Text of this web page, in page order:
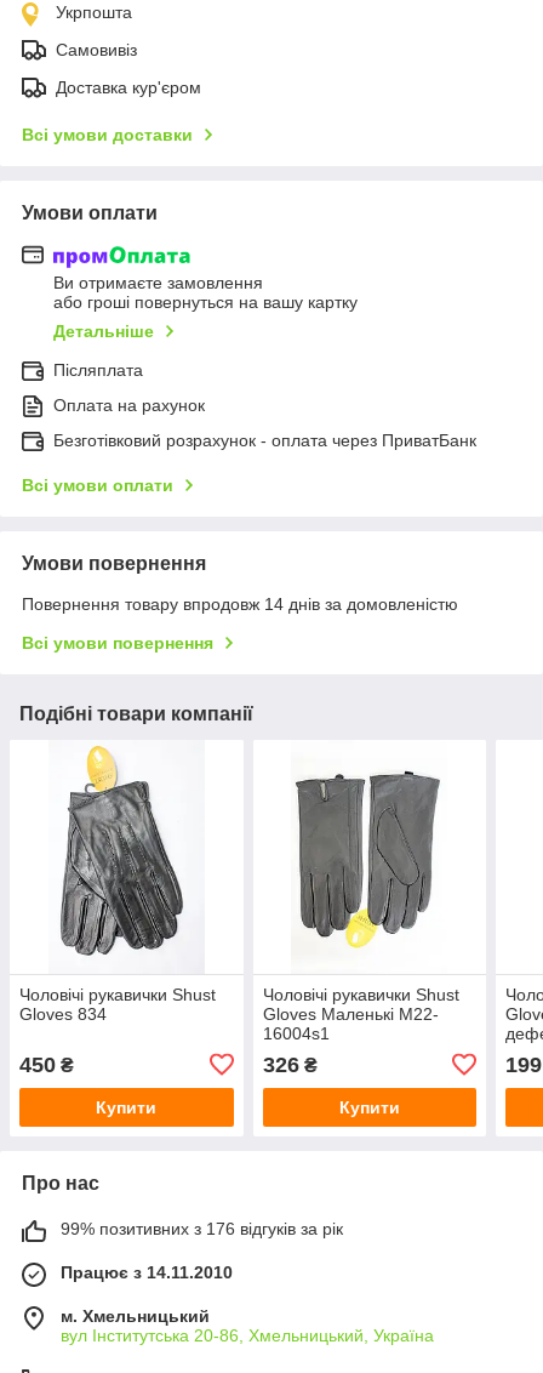
Укрпошта
Самовивіз
Доставка кур'єром
Всі умови доставки
Умови оплати
Ви отримаєте замовлення
або гроші повернуться на вашу картку
Детальніше
Післяплата
Оплата на рахунок
Безготівковий розрахунок - оплата через ПриватБанк
Всі умови оплати
Умови повернення
Повернення товару впродовж 14 днів за домовленістю
Всі умови повернення
Подібні товари компанії
Чоловічі рукавички Shust
Gloves 834
450 ₴
Купити
Чоловічі рукавички Shust
Gloves Маленькі M22-
16004s1
326₴
Купити
199
Про нас
99% позитивних з 176 відгуків за рік
Працює з 14.11.2010
м. Хмельницький
вул Інститутська 20-86, Хмельницький, Україна